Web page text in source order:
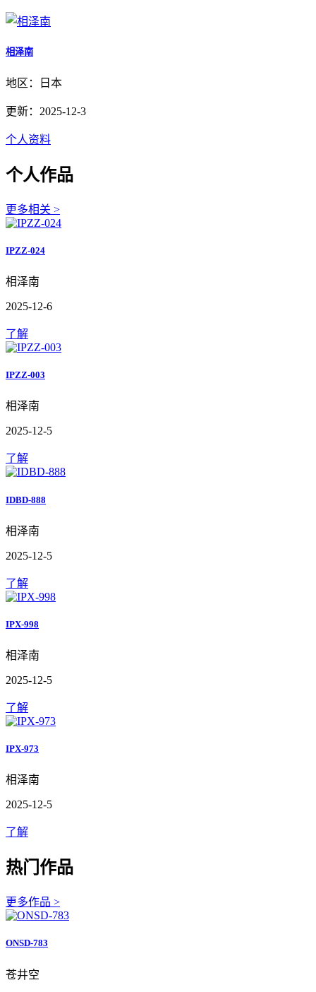
相泽南
地区：日本
更新：2025-12-3
个人资料
个人作品
更多相关 >
IPZZ-024
相泽南
2025-12-6
了解
IPZZ-003
相泽南
2025-12-5
了解
IDBD-888
相泽南
2025-12-5
了解
IPX-998
相泽南
2025-12-5
了解
IPX-973
相泽南
2025-12-5
了解
热门作品
更多作品 >
ONSD-783
苍井空